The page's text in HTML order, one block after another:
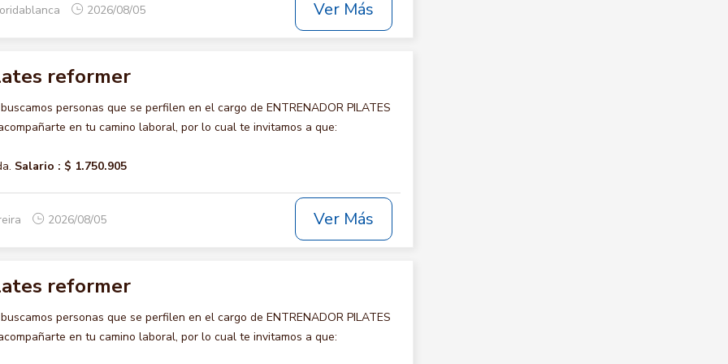
2026/08/05 Ver Más
reformer
personas que se perfilen en el cargo de ENTRENADOR PILATES
en tu camino laboral, por lo cual te invitamos a que:
Salario : $ 1.750.905
2026/08/05 Ver Más
reformer
personas que se perfilen en el cargo de ENTRENADOR PILATES
en tu camino laboral, por lo cual te invitamos a que: